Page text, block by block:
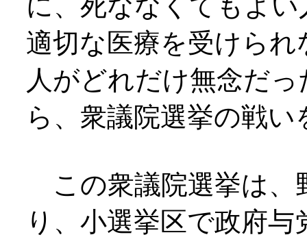
適切な医療を受けら
人がどれだけ無念だ
ら、衆議院選挙の戦い
この衆議院選挙は、
り、小選挙区で政府